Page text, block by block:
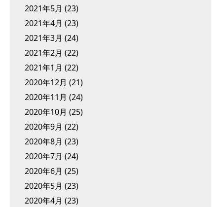
2021年5月 (23)
2021年4月 (23)
2021年3月 (24)
2021年2月 (22)
2021年1月 (22)
2020年12月 (21)
2020年11月 (24)
2020年10月 (25)
2020年9月 (22)
2020年8月 (23)
2020年7月 (24)
2020年6月 (25)
2020年5月 (23)
2020年4月 (23)